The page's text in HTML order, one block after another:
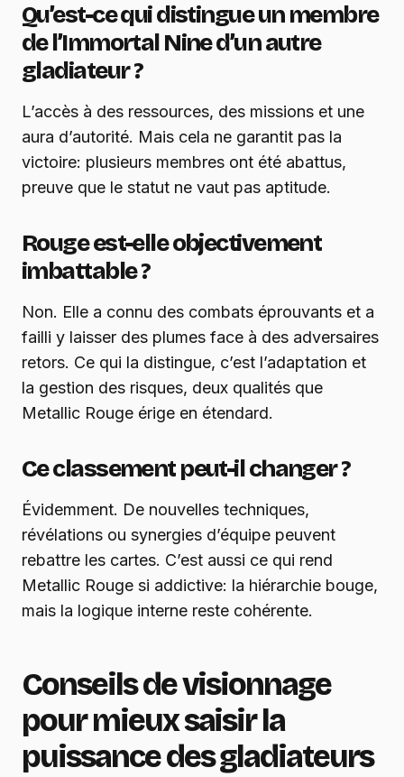
Qu’est-ce qui distingue un membre
de l’Immortal Nine d’un autre
gladiateur ?
L’accès à des ressources, des missions et une
aura d’autorité. Mais cela ne garantit pas la
victoire: plusieurs membres ont été abattus,
preuve que le statut ne vaut pas aptitude.
Rouge est-elle objectivement
imbattable ?
Non. Elle a connu des combats éprouvants et a
failli y laisser des plumes face à des adversaires
retors. Ce qui la distingue, c’est l’adaptation et
la gestion des risques, deux qualités que
Metallic Rouge érige en étendard.
Ce classement peut-il changer ?
Évidemment. De nouvelles techniques,
révélations ou synergies d’équipe peuvent
rebattre les cartes. C’est aussi ce qui rend
Metallic Rouge si addictive: la hiérarchie bouge,
mais la logique interne reste cohérente.
Conseils de visionnage
pour mieux saisir la
puissance des gladiateurs